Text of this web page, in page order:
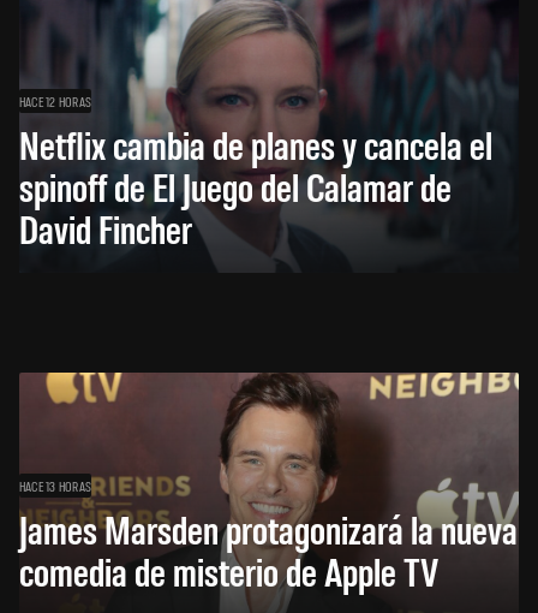
HACE 12 HORAS
Netflix cambia de planes y cancela el
spinoff de El Juego del Calamar de
David Fincher
HACE 13 HORAS
James Marsden protagonizará la nueva
comedia de misterio de Apple TV